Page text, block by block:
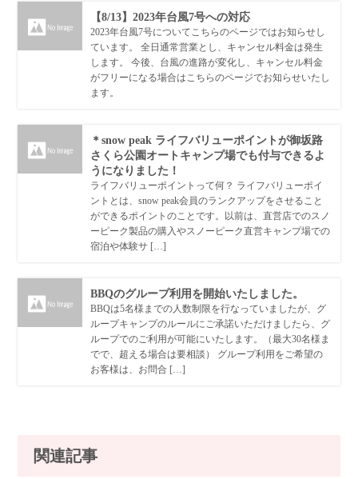
【8/13】2023年台風7号への対応
2023年台風7号についてこちらのページではお知らせし
ています。 全日通常営業とし、キャンセル料金は発生
します。 今後、台風の進路が変化し、キャンセル料金
がフリーになる場合はこちらのページでお知らせいたし
ます。
＊snow peak ライフバリューポイントが御坂路
さくら公園オートキャンプ場でも付与できるよ
うになりました！
ライフバリューポイントって何？ ライフバリューポイ
ントとは、snow peak会員のランクアップをさせること
ができるポイントのことです。以前は、直営店でのスノ
ーピーク製品の購入やスノーピーク直営キャンプ場での
宿泊や体験サ […]
BBQのグループ利用を開始いたしました。
BBQは5名様までの人数制限を行なっていましたが、グ
ループキャンプのルールにご承諾いただけましたら、グ
ループでのご利用が可能にいたします。（最大30名様ま
でで、超える場合は要相談） グループ利用をご希望の
お客様は、お問合 […]
関連記事